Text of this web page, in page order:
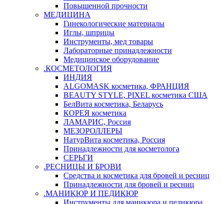
Повышенной прочности
МЕДИЦИНА
Гинекологические материалы
Иглы, шприцы
Инструменты, мед товары
Лабораторные принадлежности
Медицинское оборудование
.КОСМЕТОЛОГИЯ
ИНДИЯ
ALGOMASK косметика, ФРАНЦИЯ
BEAUTY STYLE, PIXEL косметика США
БелВита косметика, Беларусь
КОРЕЯ косметика
ЛАМАРИС, Россия
МЕЗОРОЛЛЕРЫ
НатурВита косметика, Россия
Принадлежности для косметолога
СЕРЬГИ
.РЕСНИЦЫ И БРОВИ
Средства и косметика для бровей и ресниц
Принадлежности для бровей и ресниц
.МАНИКЮР И ПЕДИКЮР
Инструменты для маникюра и педикюра